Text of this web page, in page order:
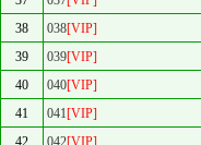
38
038[VIP]
39
039[VIP]
40
040[VIP]
41
041[VIP]
42
042[VIP]